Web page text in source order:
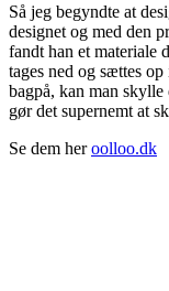
Så jeg begyndte at
designet og med den
fandt han et materiale
tages ned og sættes
bagpå, kan man
gør det supernemt at
Se dem heroolloo.dk